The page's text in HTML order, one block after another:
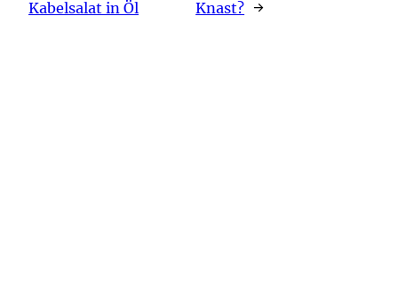
Kabelsalat in Öl
Knast? →